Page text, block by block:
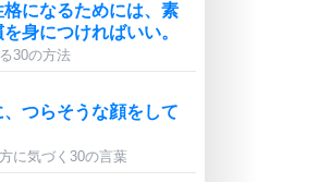
になるためには、素
身につければいい。
30の方法
つらそうな顔をして
に気づく30の言葉